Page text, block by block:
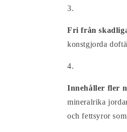
Fri från
konstgjorda
Innehåller fler
mineralrika
och fettsyror